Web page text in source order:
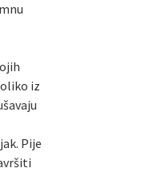
iz
Pije